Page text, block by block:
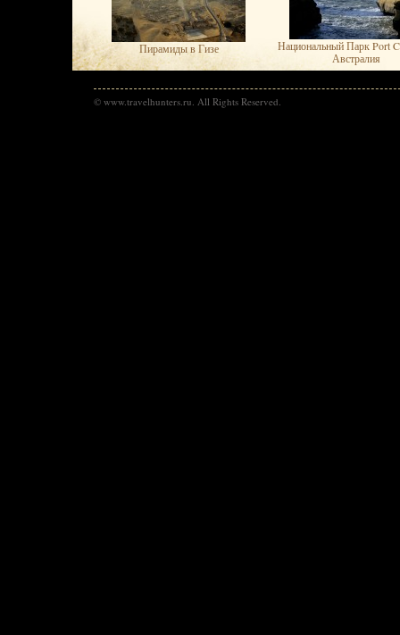
Пирамиды в Гизе
Национальный Парк Port
Австралия
© www.travelhunters.ru. All Rights Reserved.